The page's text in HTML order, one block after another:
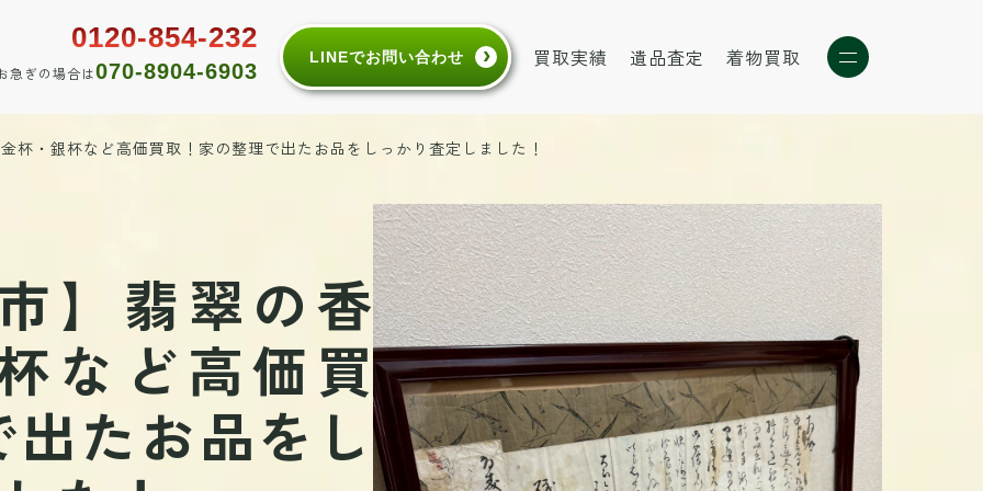
0120-854-232
急ぎの場合は070-8904-6903
LINEでお問い合わせ 買取実績 遺品査定 着物買取
杯・銀杯など高価買取！家の整理で出たお品をしっかり査定しました！
】翡翠の香
など高価買
たお品をし